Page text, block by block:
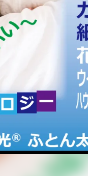
ジ
CAMPFIRE for Social
CAMPFIREふるさと納税